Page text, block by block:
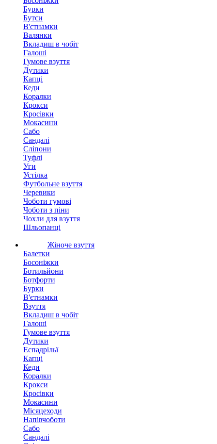
Бурки
Бутси
В'єтнамки
Валянки
Вкладиш в чобіт
Галоші
Гумове взуття
Дутики
Капці
Кеди
Коралки
Крокси
Кросівки
Мокасини
Сабо
Сандалі
Сліпони
Туфлі
Уги
Устілка
Футбольне взуття
Черевики
Чоботи гумові
Чоботи з піни
Чохли для взуття
Шльопанці
Жіноче взуття
Балетки
Босоніжки
Ботильйони
Ботфорти
Бурки
В'єтнамки
Взуття
Вкладиш в чобіт
Галоші
Гумове взуття
Дутики
Еспадрільї
Капці
Кеди
Коралки
Крокси
Кросівки
Мокасини
Місяцеходи
Напівчоботи
Сабо
Сандалі